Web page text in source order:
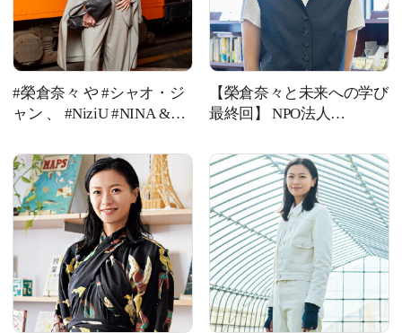
#榮倉奈々 や #シャオ・ジ
ャン 、 #NiziU #NINA &
ェック！ 【トッズ】の
2024-25年秋冬コレクショ
ン
【榮倉奈々と未来への学び
最終回】 NPO法人